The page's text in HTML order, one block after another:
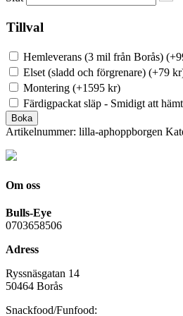
Tillval
Hemleverans (3 mil från Borås) (
Elset (sladd och förgrenare) (+79 kr
Montering (+1595 kr)
Färdigpackat släp - Smidigt att
Boka
Artikelnummer: lilla-aphoppborgen
Om oss
Bulls-Eye
0703658506
Adress
Ryssnäsgatan 14
50464 Borås
Snackfood/Funfood: